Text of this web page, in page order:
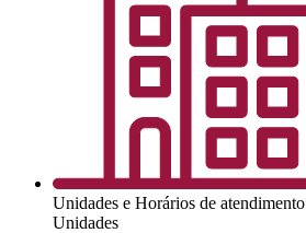
Unidades e Horários de atendimento
Unidades